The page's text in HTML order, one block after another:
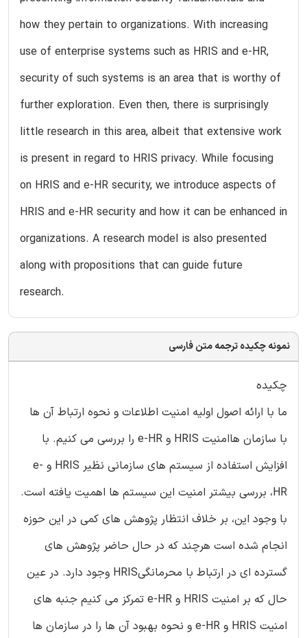
how they pertain to organizations. With increasing
use of enterprise systems such as HRIS and e-HR,
security of such systems is an area that is worthy of
further exploration. Even then, there is surprisingly
little research in this area, albeit that extensive work
is present in regard to HRIS privacy. While focusing
on HRIS and e-HR security, we introduce aspects of
HRIS and e-HR security and how it can be enhanced in
organizations. A research model is also presented
along with propositions that can guide future
research.
نمونه چکیده ترجمه متن فارسی
چکیده
ما با ارائه اصول اولیه امنیت اطلاعات و نحوه ارتباط آن ها
با سازمان هاامنیت HRIS و e-HR را بررسی می کنیم. با
افزایش استفاده از سیستم های سازمانی نظیر HRIS و e-
HR، بررسی بیشتر امنیت این سیستم ها اهمیت یافته است.
با وجود این، بر خلاف انتظار پژوهش های کمی در این حوزه
انجام شده است هرچند که در حال حاضر پژوهش های
گسترده ای در ارتباط با محرمانگیHRIS وجود دارد. در عین
حال که بر امنیت HRIS و e-HR تمرکز می کنیم جنبه های
امنیت HRIS و e-HR و نحوه بهبود آن ها را در سازمان ها